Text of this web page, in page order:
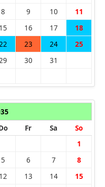
8 9 10 11
15 16 17 18
23 24 25
30 31
Fr Sa So
1
5 6 7 8
12 13 14 15